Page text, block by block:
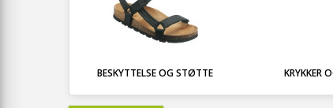
BESKYTTELSE OG STØTTE KRYKKER